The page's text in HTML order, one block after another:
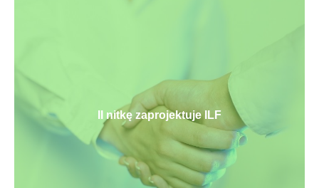
II nitkę zaprojektuje ILF